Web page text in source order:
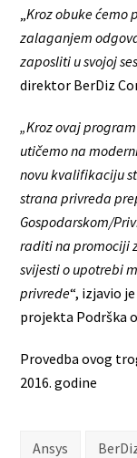
„Kroz obuke ćemo
zalaganjem
zaposliti u svojoj
direktor BerDiz
„Kroz ovaj
utičemo na
novu kvalifikaciju
strana privreda
Gospodarskom/
raditi na promociji
svijesti o upotrebi
privrede“, izjavio
projekta Podrška
Provedba ovog
2016. godine
Ansys